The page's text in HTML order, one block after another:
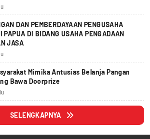
DAN PEMBERDAYAAN PENGUSAHA
PAPUA DI BIDANG USAHA PENGADAAN
JASA
Mimika Antusias Belanja Pangan
Bawa Doorprize
SELENGKAPNYA